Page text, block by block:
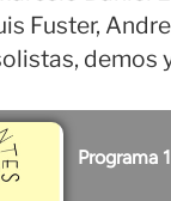
Fuster,
demos